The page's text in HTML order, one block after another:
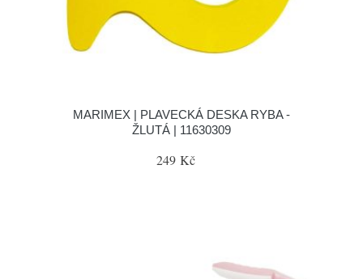
MARIMEX | PLAVECKÁ DESKA RYBA -
ŽLUTÁ | 11630309
249 Kč